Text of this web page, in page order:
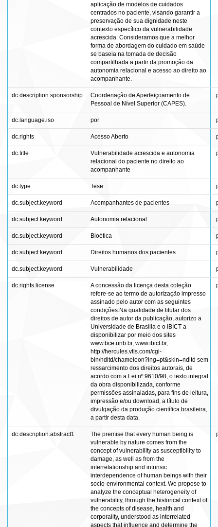
aplicação de modelos de cuidados
centrados no paciente, visando garantir a
preservação de sua dignidade neste
contexto específico da vulnerabilidade
acrescida. Consideramos que a melhor
forma de abordagem do cuidado em saúde
se baseia na tomada de decisão
compartilhada a partir da promoção da
autonomia relacional e acesso ao direito ao
acompanhante.
dc.description.sponsorship
Coordenação de Aperfeiçoamento de
Pessoal de Nível Superior (CAPES).
dc.language.iso por
dc.rights Acesso Aberto
dc.title
Vulnerabilidade acrescida e autonomia
relacional do paciente no direito ao
acompanhante
dc.type Tese
dc.subject.keyword Acompanhantes de pacientes
dc.subject.keyword Autonomia relacional
dc.subject.keyword Bioética
dc.subject.keyword Direitos humanos dos pacientes
dc.subject.keyword Vulnerabilidade
dc.rights.license
A concessão da licença desta coleção
refere-se ao termo de autorização impresso
assinado pelo autor com as seguintes
condições:Na qualidade de titular dos
direitos de autor da publicação, autorizo a
Universidade de Brasília e o IBICT a
disponibilizar por meio dos sites
www.bce.unb.br, www.ibict.br,
http://hercules.vtls.com/cgi-
bin/ndltd/chameleon?lng=pt&skin=ndltd sem
ressarcimento dos direitos autorais, de
acordo com a Lei nº 9610/98, o texto integral
da obra disponibilizada, conforme
permissões assinaladas, para fins de leitura,
impressão e/ou download, a título de
divulgação da produção científica brasileira,
a partir desta data.
dc.description.abstract1
The premise that every human being is
vulnerable by nature comes from the
concept of vulnerability as susceptibility to
damage, as well as from the
interrelationship and intrinsic
interdependence of human beings with their
socio-environmental context. We propose to
analyze the conceptual heterogeneity of
vulnerability, through the historical context of
the concepts of disease, health and
corporality, understood as interrelated
aspects that influence and determine the